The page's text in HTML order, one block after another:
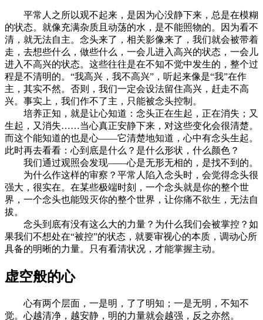
平常人之所以观不起来，是因为心没静下来，总是在模糊
的状态。就像充满杂质且动荡的水，是不能照物的。因为看不
清，就无法自主。念头来了，相关影像来了，我们就会被带着
走，去想些什么，做些什么，一会儿进入高兴的状态，一会儿
进入不高兴的状态。这些往往是在不知不觉中发生的，整个过
程是不清明的。“我高兴，我不高兴”，听起来像是“我”在作
主，其实不然。否则，我们一定会设法留住高兴，赶走不高
兴。事实上，我们作不了主，只能被念头控制。
培养正知，就是让心知道：念头正在生起，正在消失；又
生起，又消失……当心真正安静下来，对这些变化会很清楚。
而这个能知道的也是心——它清楚地知道，心中有念头生起。
此时再去看看：心到底是什么？是什么形状，什么颜色？
我们通过观照会发现——心是无形无相的，是找不到的。
为什么作这样的审察？平常人陷入念头时，会觉得念头很
强大，很实在。在某些极端时刻，一个念头就是你的整个世
界，一个念头也能毁灭你的整个世界，让你痛不欲生，无法自
拔。
念头到底有没有这么大的力量？为什么我们会被掌控？如
果我们不想处在“被控”的状态，就要审视心的本质，调动心所
具备的明晰的力量。只有看清状况，才能掌握主动。
虚空般的心
心有两个层面，一是明，了了明知；一是无明，不知不
觉。心越清净，越安静，明的力量就会越强，反之亦然。